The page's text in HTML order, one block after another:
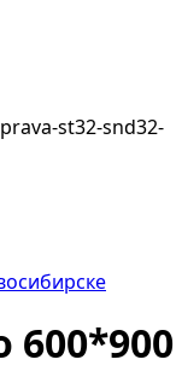
st32-snd32-
600*900